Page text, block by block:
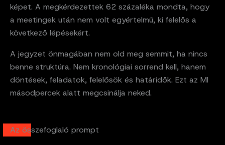
képet. A megkérdezettek 62 százaléka mondta, hogy
a meetingek után nem volt egyértelmű, ki felelős a
következő lépésekért.
A jegyzet önmagában nem old meg semmit, ha nincs
benne struktúra. Nem kronológiai sorrend kell, hanem
döntések, feladatok, felelősök és határidők. Ezt az MI
másodpercek alatt megcsinálja neked.
Az összefoglaló prompt